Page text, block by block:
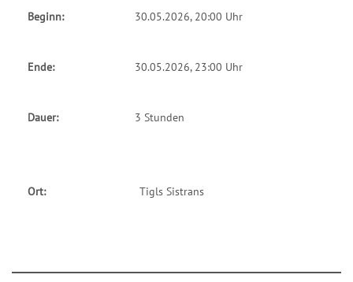
Beginn: 30.05.2026, 20:00 Uhr
Ende: 30.05.2026, 23:00 Uhr
Dauer: 3 Stunden
Ort: Tigls Sistrans